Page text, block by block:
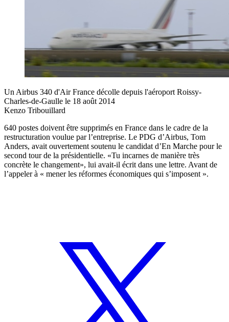
Un Airbus 340 d'Air France décolle depuis l'aéroport Roissy-
Charles-de-Gaulle le 18 août 2014
Kenzo Tribouillard
640 postes doivent être supprimés en France dans le cadre de la
restructuration voulue par l’entreprise. Le PDG d’Airbus, Tom
Anders, avait ouvertement soutenu le candidat d’En Marche pour le
second tour de la présidentielle. «Tu incarnes de manière très
concrète le changement», lui avait-il écrit dans une lettre. Avant de
l’appeler à « mener les réformes économiques qui s’imposent ».